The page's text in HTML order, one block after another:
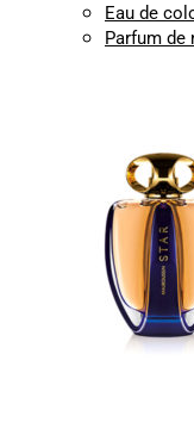
Eau de
Parfum de